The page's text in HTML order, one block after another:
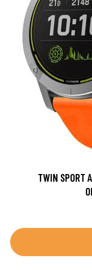
TWIN SPORT